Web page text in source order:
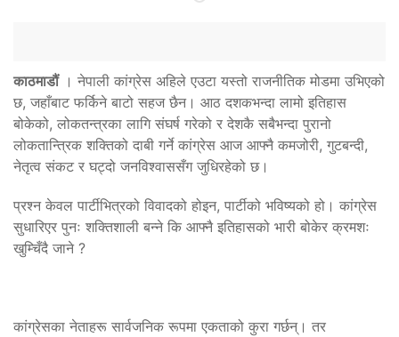
काठमाडौं। नेपाली कांग्रेस अहिले एउटा यस्तो राजनीतिक मोडमा उभिएको
छ, जहाँबाट फर्किने बाटो सहज छैन। आठ दशकभन्दा लामो इतिहास
बोकेको, लोकतन्त्रका लागि संघर्ष गरेको र देशकै सबैभन्दा पुरानो
लोकतान्त्रिक शक्तिको दाबी गर्ने कांग्रेस आज आफ्नै कमजोरी, गुटबन्दी,
नेतृत्व संकट र घट्दो जनविश्वाससँग जुधिरहेको छ।
प्रश्न केवल पार्टीभित्रको विवादको होइन, पार्टीको भविष्यको हो। कांग्रेस
सुधारिएर पुनः शक्तिशाली बन्ने कि आफ्नै इतिहासको भारी बोकेर क्रमशः
खुम्चिँदै जाने ?
कांग्रेसका नेताहरू सार्वजनिक रूपमा एकताको कुरा गर्छन्। तर